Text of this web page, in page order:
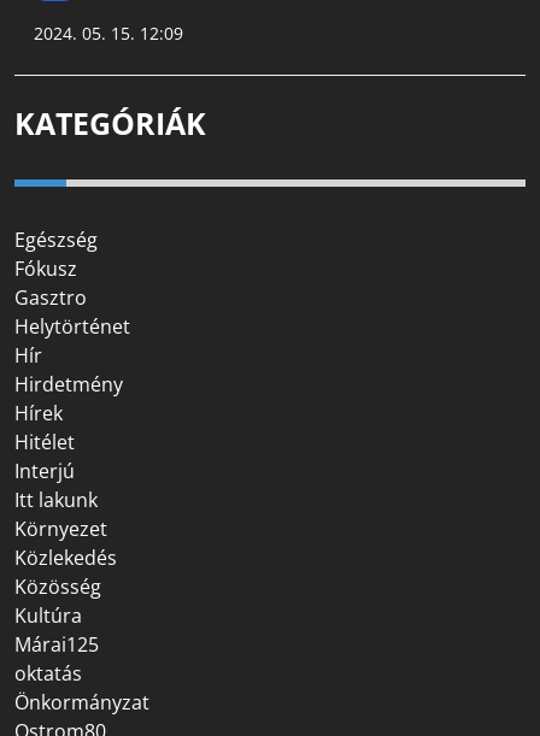
2024. 05. 15. 12:09
KATEGÓRIÁK
Egészség
Fókusz
Gasztro
Helytörténet
Hír
Hirdetmény
Hírek
Hitélet
Interjú
Itt lakunk
Környezet
Közlekedés
Közösség
Kultúra
Márai125
oktatás
Önkormányzat